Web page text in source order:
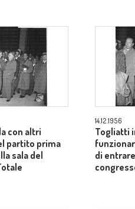
con altri
partito prima
sala del
14.12.1956
Togliatti
di